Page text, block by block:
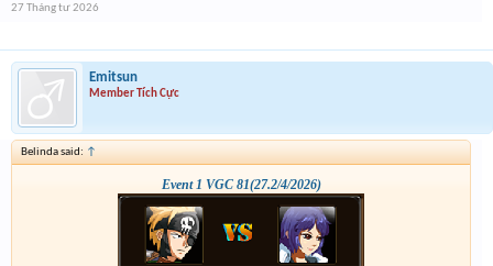
27 Tháng tư 2026
Emitsun
Member Tích Cực
Belinda said: ↑
Event 1 VGC 81(27.2/4/2026)